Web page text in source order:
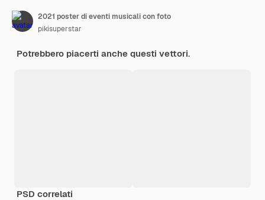
2021 poster di eventi musicali con foto
pikisuperstar
Potrebbero piacerti anche questi vettori.
PSD correlati